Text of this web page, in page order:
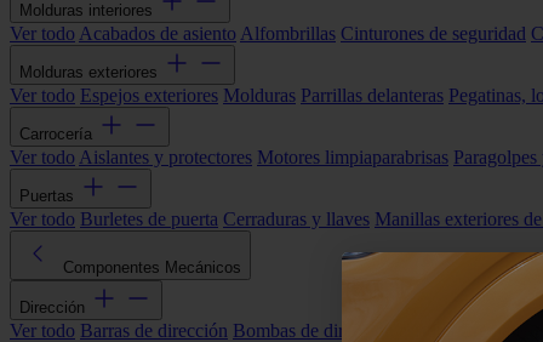
Molduras interiores
Ver todo Acabados de asiento Alfombrillas Cinturones de seguridad
Molduras exteriores
Ver todo Espejos exteriores Molduras Parrillas delanteras Pegatinas,
Carrocería
Ver todo Aislantes y protectores Motores limpiaparabrisas
Puertas
Ver todo Burletes de puerta Cerraduras y llaves Manillas exteriores
Componentes Mecánicos
Dirección
Ver todo Barras de dirección Bombas de dirección asistida